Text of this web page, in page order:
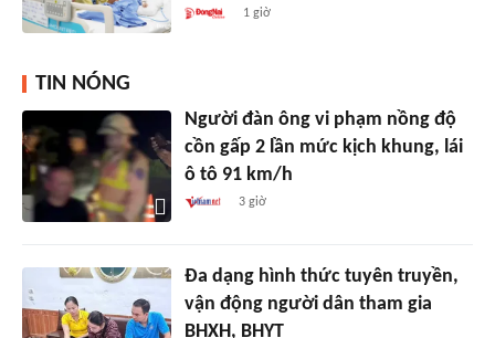
1 giờ
TIN NÓNG
Người đàn ông vi phạm nồng độ
cồn gấp 2 lần mức kịch khung, lái
ô tô 91 km/h
3 giờ
Đa dạng hình thức tuyên truyền,
vận động người dân tham gia
BHXH, BHYT